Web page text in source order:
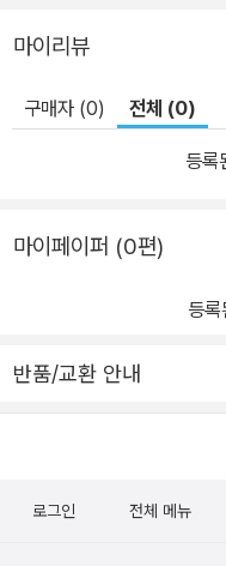
마이리뷰
구매자 (0) 전체 (0)
등록
마이페이퍼 (0편)
등
반품/교환 안내
로그인 전체 메뉴